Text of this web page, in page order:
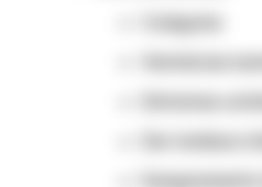
Coágulos